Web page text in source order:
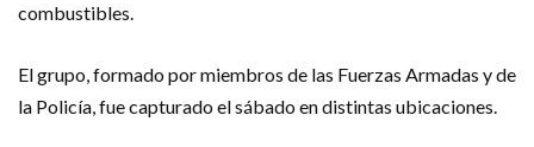
combustibles.
El grupo, formado por miembros de las Fuerzas Armadas y de
la Policía, fue capturado el sábado en distintas ubicaciones.